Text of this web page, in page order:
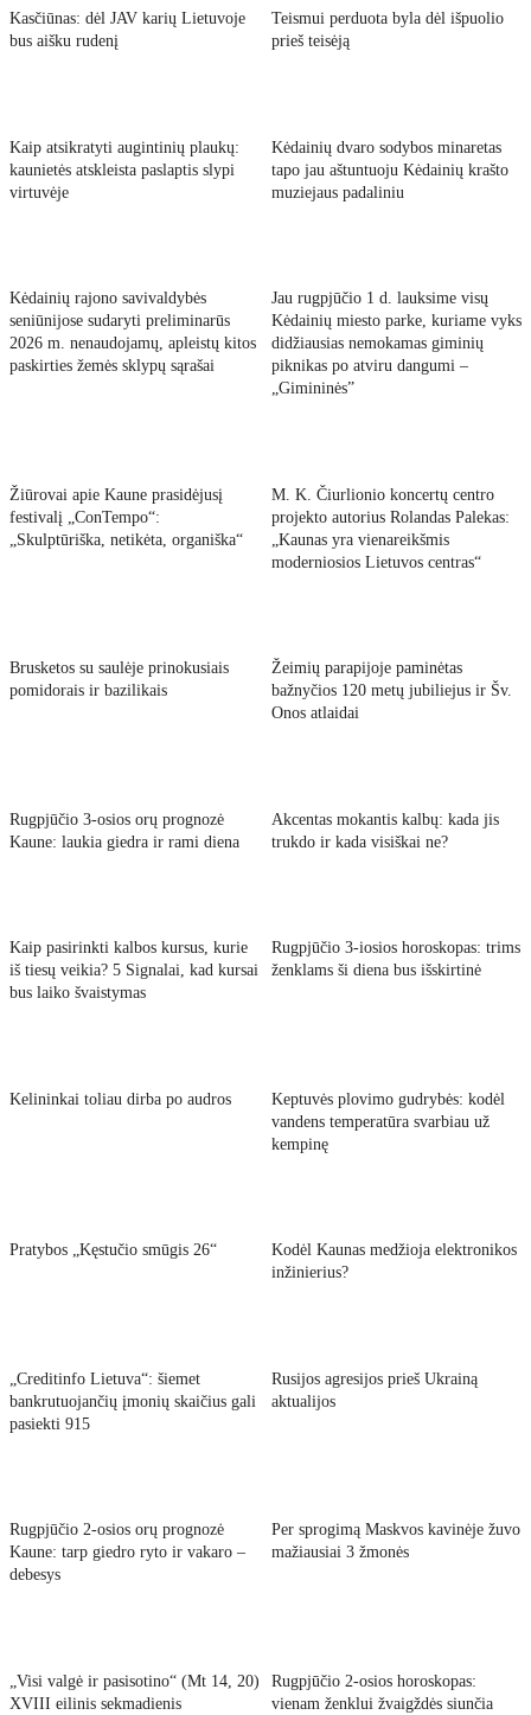
Kasčiūnas: dėl JAV karių Lietuvoje
bus aišku rudenį
Teismui perduota byla dėl išpuolio
prieš teisėją
Kaip atsikratyti augintinių plaukų:
kaunietės atskleista paslaptis slypi
virtuvėje
Kėdainių dvaro sodybos minaretas
tapo jau aštuntuoju Kėdainių krašto
muziejaus padaliniu
Kėdainių rajono savivaldybės
seniūnijose sudaryti preliminarūs
2026 m. nenaudojamų, apleistų kitos
paskirties žemės sklypų sąrašai
Jau rugpjūčio 1 d. lauksime visų
Kėdainių miesto parke, kuriame vyks
didžiausias nemokamas giminių
piknikas po atviru dangumi –
„Gimininės”
Žiūrovai apie Kaune prasidėjusį
festivalį „ConTempo“:
„Skulptūriška, netikėta, organiška“
M. K. Čiurlionio koncertų centro
projekto autorius Rolandas Palekas:
„Kaunas yra vienareikšmis
moderniosios Lietuvos centras“
Brusketos su saulėje prinokusiais
pomidorais ir bazilikais
Žeimių parapijoje paminėtas
bažnyčios 120 metų jubiliejus ir Šv.
Onos atlaidai
Rugpjūčio 3-osios orų prognozė
Kaune: laukia giedra ir rami diena
Akcentas mokantis kalbų: kada jis
trukdo ir kada visiškai ne?
Kaip pasirinkti kalbos kursus, kurie
iš tiesų veikia? 5 Signalai, kad kursai
bus laiko švaistymas
Rugpjūčio 3-iosios horoskopas: trims
ženklams ši diena bus išskirtinė
Kelininkai toliau dirba po audros
Keptuvės plovimo gudrybės: kodėl
vandens temperatūra svarbiau už
kempinę
Pratybos „Kęstučio smūgis 26“
Kodėl Kaunas medžioja elektronikos
inžinierius?
„Creditinfo Lietuva“: šiemet
bankrutuojančių įmonių skaičius gali
pasiekti 915
Rusijos agresijos prieš Ukrainą
aktualijos
Rugpjūčio 2-osios orų prognozė
Kaune: tarp giedro ryto ir vakaro –
debesys
Per sprogimą Maskvos kavinėje žuvo
mažiausiai 3 žmonės
„Visi valgė ir pasisotino“ (Mt 14, 20)
XVIII eilinis sekmadienis
Rugpjūčio 2-osios horoskopas:
vienam ženklui žvaigždės siunčia